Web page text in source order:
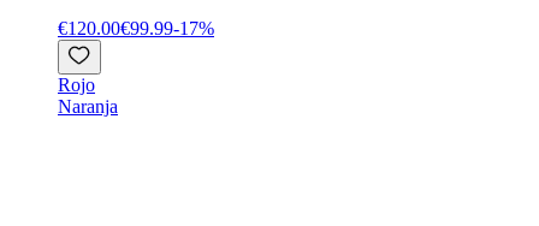
€120.00€99.99-17%
Rojo
Naranja